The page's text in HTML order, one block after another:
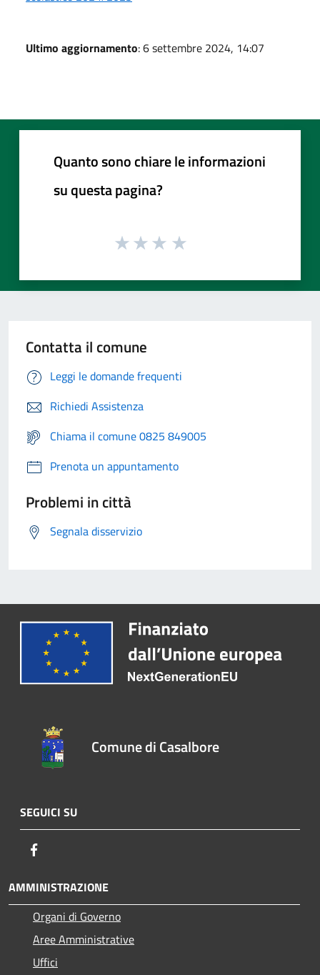
Ultimo aggiornamento: 6 settembre 2024, 14:07
Quanto sono chiare le informazioni
su questa pagina?
Contatta il comune
Leggi le domande frequenti
Richiedi Assistenza
Chiama il comune 0825 849005
Prenota un appuntamento
Problemi in città
Segnala disservizio
Comune di Casalbore
SEGUICI SU
AMMINISTRAZIONE
Organi di Governo
Aree Amministrative
Uffici